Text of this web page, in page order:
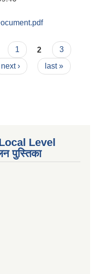
1 2
3
next › last »
Level
पुस्तिका